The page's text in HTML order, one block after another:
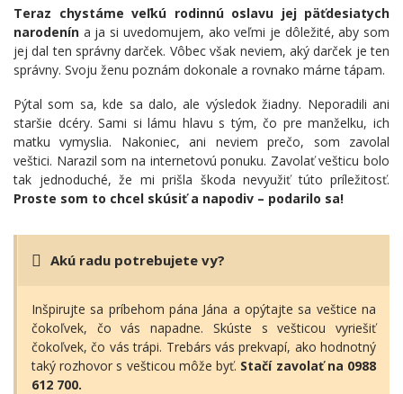
Teraz chystáme veľkú rodinnú oslavu jej päťdesiatych
narodenín a ja si uvedomujem, ako veľmi je dôležité, aby som
jej dal ten správny darček. Vôbec však neviem, aký darček je ten
správny. Svoju ženu poznám dokonale a rovnako márne tápam.
Pýtal som sa, kde sa dalo, ale výsledok žiadny. Neporadili ani
staršie dcéry. Sami si lámu hlavu s tým, čo pre manželku, ich
matku vymyslia. Nakoniec, ani neviem prečo, som zavolal
veštici. Narazil som na internetovú ponuku. Zavolať vešticu bolo
tak jednoduché, že mi prišla škoda nevyužiť túto príležitosť.
Proste som to chcel skúsiť a napodiv – podarilo sa!
Akú radu potrebujete vy?
Inšpirujte sa príbehom pána Jána a opýtajte sa veštice na
čokoľvek, čo vás napadne. Skúste s vešticou vyriešiť
čokoľvek, čo vás trápi. Trebárs vás prekvapí, ako hodnotný
taký rozhovor s vešticou môže byť. Stačí zavolať na 0988
612 700.